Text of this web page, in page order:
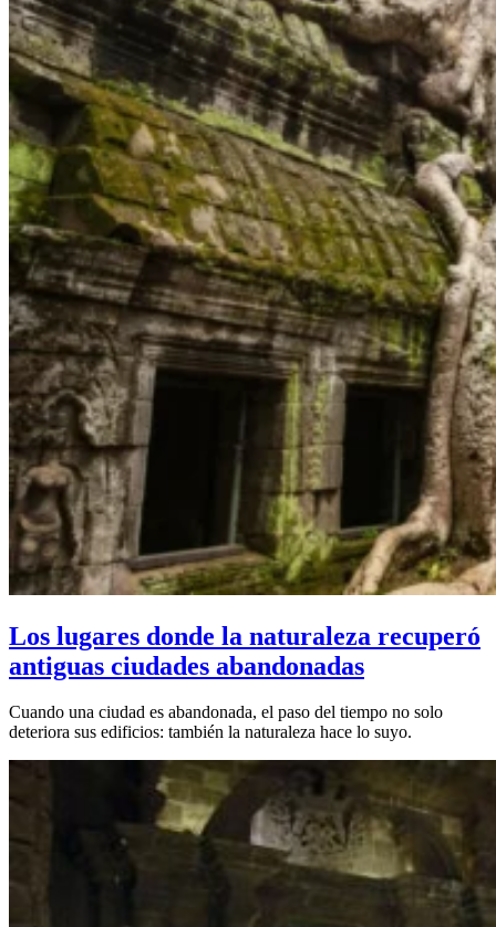
Los lugares donde la naturaleza recuperó
antiguas ciudades abandonadas
Cuando una ciudad es abandonada, el paso del tiempo no solo
deteriora sus edificios: también la naturaleza hace lo suyo.